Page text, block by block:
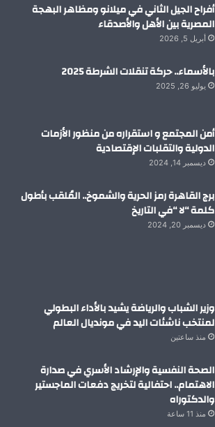
أفراح الجيل الثاني في ميلانو ومظاهر البهجة
المصرية بين الأهل والأصدقاء
أبريل 5, 2026
بالأسماء.. حركة تنقلات الشرطة 2025
يوليو 26, 2025
أمن المجتمع و استقراره من منظور الأزمات
الدولية والتقلبات الإقتصادية
ديسمبر 14, 2024
برج القاهرة رمز الحرية والشموخ.. المُلقب بأطول
كلمة “لا “في التاريخ
ديسمبر 20, 2024
وزير الشباب والرياضة يشيد بالأداء البطولي
لمنتخب ناشئات اليد في مونديال العالم
منذ ساعتين
الصحة النفسية والإرشاد الأسري في صدارة
الاهتمام.. احتفالية لتخريج دفعات الماجستير
والدكتوراه
منذ 11 ساعة